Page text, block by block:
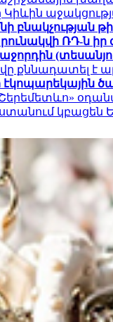
Կիևին
բնակչության
ՌԴ-ն
քննադատել է
«Շերեմետևո»
կբացեն